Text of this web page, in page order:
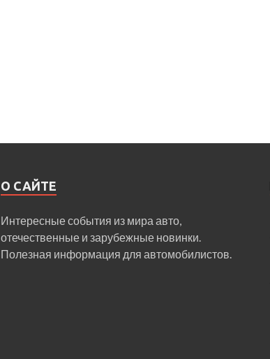
О САЙТЕ
Интересные события из мира авто,
отечественные и зарубежные новинки.
Полезная информация для автомобилистов.